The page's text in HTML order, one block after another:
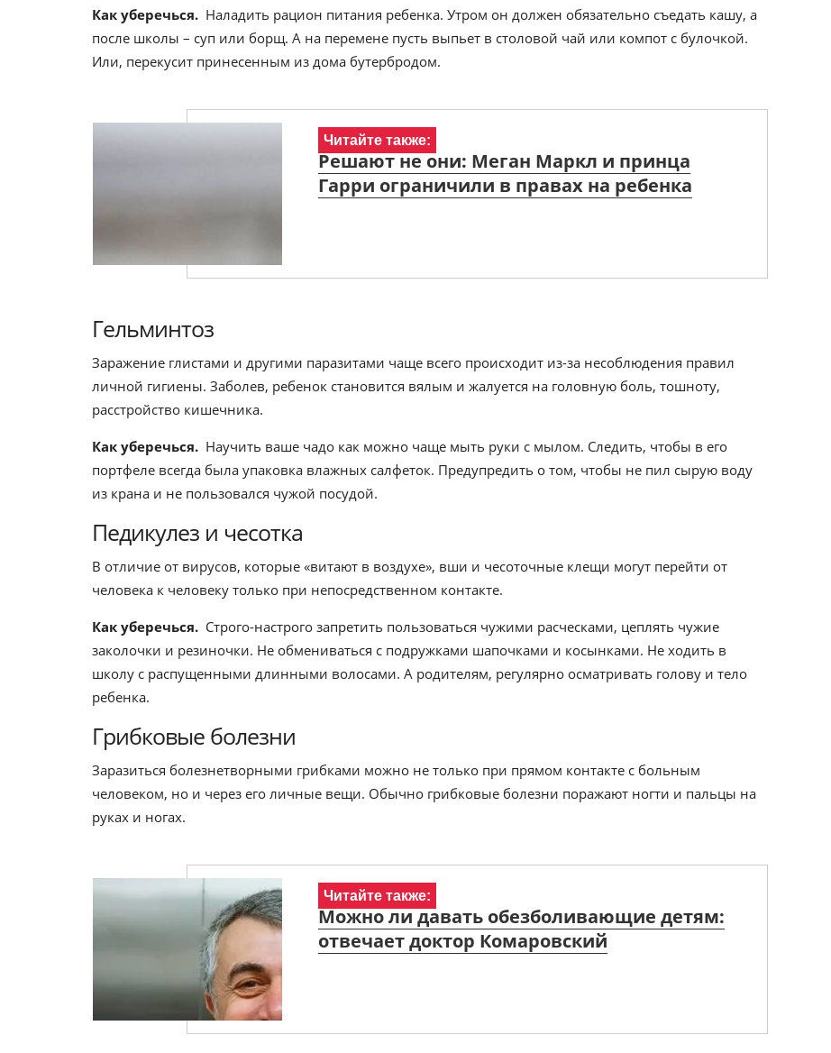
Как уберечься. Наладить рацион питания ребенка. Утром он должен обязательно съедать кашу, а
после школы – суп или борщ. А на перемене пусть выпьет в столовой чай или компот с булочкой.
Или, перекусит принесенным из дома бутербродом.
Читайте также:
Решают не они: Меган Маркл и принца
Гарри ограничили в правах на ребенка
Гельминтоз
Заражение глистами и другими паразитами чаще всего происходит из-за несоблюдения правил
личной гигиены. Заболев, ребенок становится вялым и жалуется на головную боль, тошноту,
расстройство кишечника.
Как уберечься. Научить ваше чадо как можно чаще мыть руки с мылом. Следить, чтобы в его
портфеле всегда была упаковка влажных салфеток. Предупредить о том, чтобы не пил сырую воду
из крана и не пользовался чужой посудой.
Педикулез и чесотка
В отличие от вирусов, которые «витают в воздухе», вши и чесоточные клещи могут перейти от
человека к человеку только при непосредственном контакте.
Как уберечься. Строго-настрого запретить пользоваться чужими расческами, цеплять чужие
заколочки и резиночки. Не обмениваться с подружками шапочками и косынками. Не ходить в
школу с распущенными длинными волосами. А родителям, регулярно осматривать голову и тело
ребенка.
Грибковые болезни
Заразиться болезнетворными грибками можно не только при прямом контакте с больным
человеком, но и через его личные вещи. Обычно грибковые болезни поражают ногти и пальцы на
руках и ногах.
Читайте также:
Можно ли давать обезболивающие детям:
отвечает доктор Комаровский